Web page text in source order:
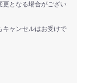
更となる場合がござい
キャンセルはお受けで